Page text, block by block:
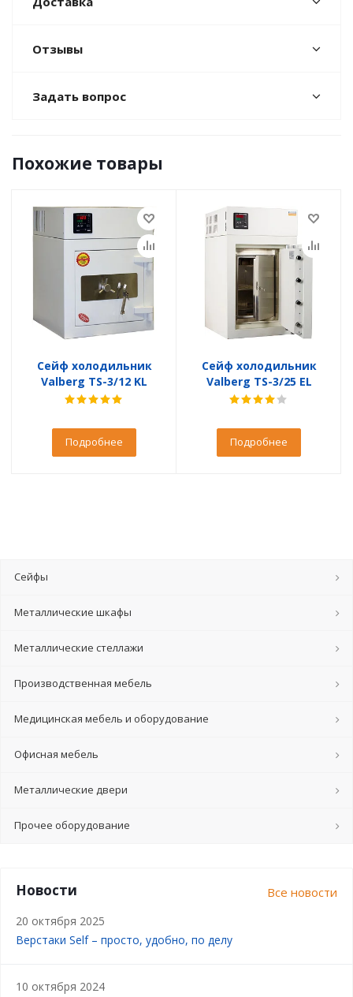
Отзывы
Задать вопрос
Похожие товары
Сейф холодильник
Valberg TS-3/12 KL
Подробнее
Сейф холодильник
Valberg TS-3/25 EL
Подробнее
Сейфы
Металлические шкафы
Металлические стеллажи
Производственная мебель
Медицинская мебель и оборудование
Офисная мебель
Металлические двери
Прочее оборудование
Новости Все новости
20 октября 2025
Верстаки Self – просто, удобно, по делу
10 октября 2024